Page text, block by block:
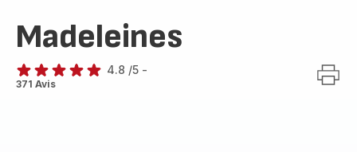
Madeleines
ratings.4.8
4.8 /5 -
371 Avis